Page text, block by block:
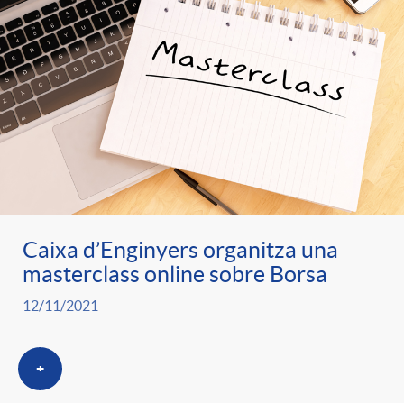
r
o
C
t
e
g
g
u
t
s
Caixa d’Enginyers organitza una
masterclass online sobre Borsa
12/11/2021
+